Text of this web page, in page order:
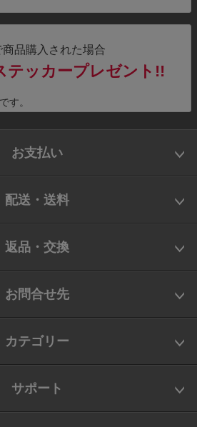
品購入された場合
テッカープレゼント!!
す。
お支払い
配送・送料
返品・交換
お問合せ先
カテゴリー
サポート